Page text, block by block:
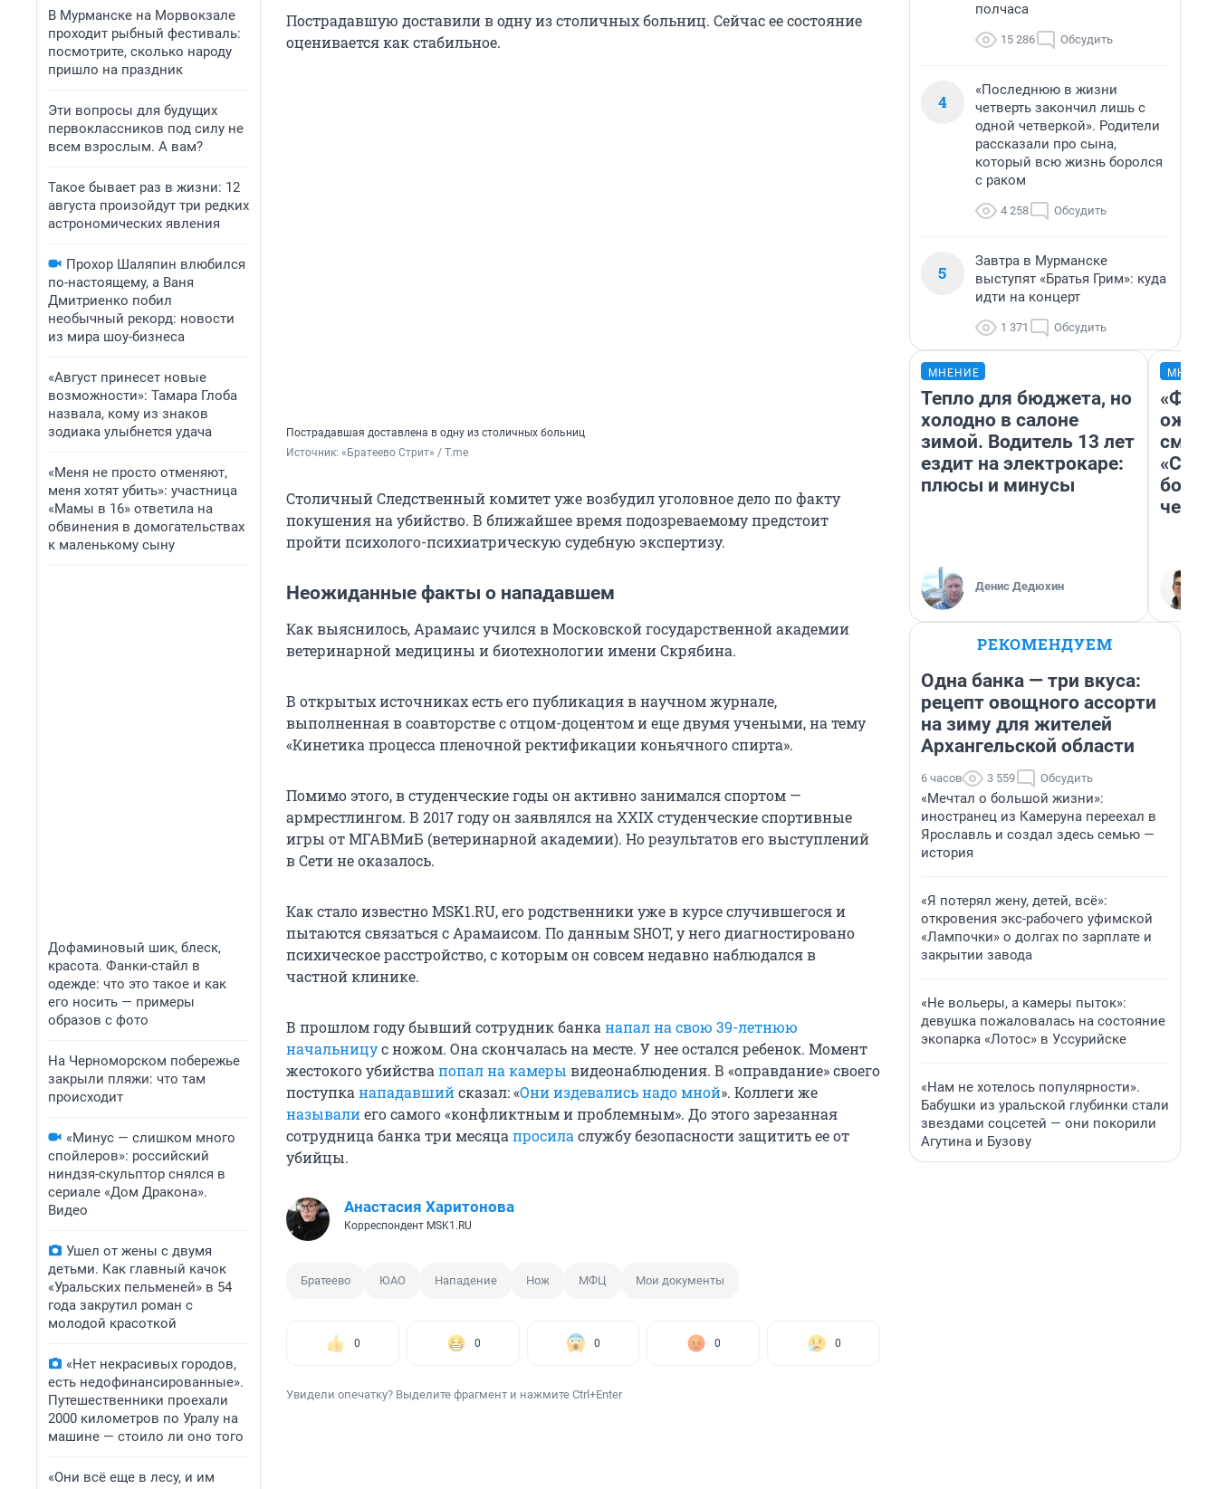
В Мурманске на Морвокзале
проходит рыбный фестиваль:
посмотрите, сколько народу
пришло на праздник
Эти вопросы для будущих
первоклассников под силу не
всем взрослым. А вам?
Такое бывает раз в жизни: 12
августа произойдут три редких
астрономических явления
Прохор Шаляпин влюбился
по-настоящему, а Ваня
Дмитриенко побил
необычный рекорд: новости
из мира шоу-бизнеса
«Август принесет новые
возможности»: Тамара Глоба
назвала, кому из знаков
зодиака улыбнется удача
«Меня не просто отменяют,
меня хотят убить»: участница
«Мамы в 16» ответила на
обвинения в домогательствах
к маленькому сыну
Дофаминовый шик, блеск,
красота. Фанки-стайл в
одежде: что это такое и как
его носить — примеры
образов с фото
На Черноморском побережье
закрыли пляжи: что там
происходит
«Минус — слишком много
спойлеров»: российский
ниндзя-скульптор снялся в
сериале «Дом Дракона».
Видео
Ушел от жены с двумя
детьми. Как главный качок
«Уральских пельменей» в 54
года закрутил роман с
молодой красоткой
«Нет некрасивых городов,
есть недофинансированные».
Путешественники проехали
2000 километров по Уралу на
машине — стоило ли оно того
«Они всё еще в лесу, и им
Пострадавшую доставили в одну из столичных больниц. Сейчас ее состояние
оценивается как стабильное.
Пострадавшая доставлена в одну из столичных больниц
Источник: «Братеево Стрит» / T.me
Столичный Следственный комитет уже возбудил уголовное дело по факту
покушения на убийство. В ближайшее время подозреваемому предстоит
пройти психолого-психиатрическую судебную экспертизу.
Неожиданные факты о нападавшем
Как выяснилось, Арамаис учился в Московской государственной академии
ветеринарной медицины и биотехнологии имени Скрябина.
В открытых источниках есть его публикация в научном журнале,
выполненная в соавторстве с отцом-доцентом и еще двумя учеными, на тему
«Кинетика процесса пленочной ректификации коньячного спирта».
Помимо этого, в студенческие годы он активно занимался спортом —
армрестлингом. В 2017 году он заявлялся на XXIX студенческие спортивные
игры от МГАВМиБ (ветеринарной академии). Но результатов его выступлений
в Сети не оказалось.
Как стало известно MSK1.RU, его родственники уже в курсе случившегося и
пытаются связаться с Арамаисом. По данным SHOT, у него диагностировано
психическое расстройство, с которым он совсем недавно наблюдался в
частной клинике.
В прошлом году бывший сотрудник банканапал на свою 39-летнюю
начальницус ножом. Она скончалась на месте. У нее остался ребенок. Момент
жестокого убийствапопал на камеры видеонаблюдения. В «оправдание» своего
поступканападавшийсказал: «Они издевались надо мной». Коллеги же
называлиего самого «конфликтным и проблемным». До этого зарезанная
сотрудница банка три месяцапросиласлужбу безопасности защитить ее от
убийцы.
Анастасия Харитонова
Корреспондент MSK1.RU
Братеево ЮАО Нападение Нож МФЦ Мои документы
0 0 0 0 0
Увидели опечатку? Выделите фрагмент и нажмите Ctrl+Enter
полчаса
15 286 Обсудить
4
«Последнюю в жизни
четверть закончил лишь с
одной четверкой». Родители
рассказали про сына,
который всю жизнь боролся
с раком
4 258 Обсудить
5
Завтра в Мурманске
выступят «Братья Грим»: куда
идти на концерт
1 371 Обсудить
МНЕНИЕ
Тепло для бюджета, но
холодно в салоне
зимой. Водитель 13 лет
ездит на электрокаре:
плюсы и минусы
Денис Дедюхин
РЕКОМЕНДУЕМ
Одна банка — три вкуса:
рецепт овощного ассорти
на зиму для жителей
Архангельской области
6 часов 3 559 Обсудить
«Мечтал о большой жизни»:
иностранец из Камеруна переехал в
Ярославль и создал здесь семью —
история
«Я потерял жену, детей, всё»:
откровения экс-рабочего уфимской
«Лампочки» о долгах по зарплате и
закрытии завода
«Не вольеры, а камеры пыток»:
девушка пожаловалась на состояние
экопарка «Лотос» в Уссурийске
«Нам не хотелось популярности».
Бабушки из уральской глубинки стали
звездами соцсетей — они покорили
Агутина и Бузову